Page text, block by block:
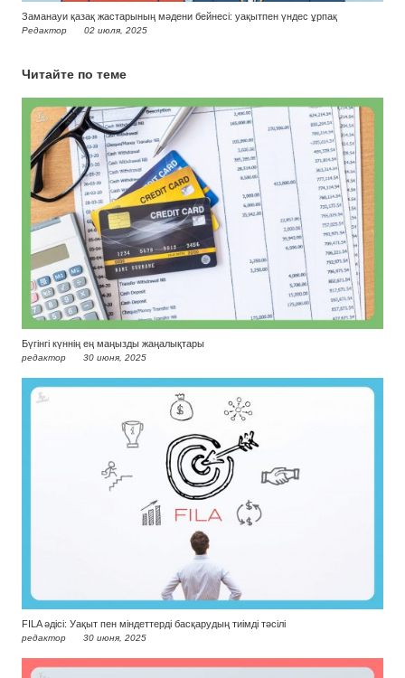
Заманауи қазақ жастарының мәдени бейнесі: уақытпен үндес ұрпақ
Редактор 02 июля, 2025
Читайте по теме
Бүгінгі күннің ең маңызды жаңалықтары
редактор 30 июня, 2025
FILA әдісі: Уақыт пен міндеттерді басқарудың тиімді тәсілі
редактор 30 июня, 2025